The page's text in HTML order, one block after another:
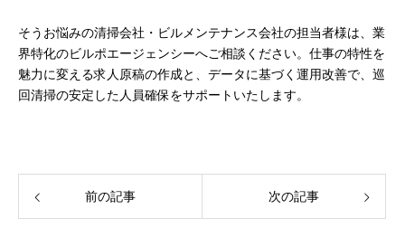
そうお悩みの清掃会社・ビルメンテナンス会社の担当者様は、業
界特化のビルポエージェンシーへご相談ください。仕事の特性を
魅力に変える求人原稿の作成と、データに基づく運用改善で、巡
回清掃の安定した人員確保をサポートいたします。
前の記事 次の記事